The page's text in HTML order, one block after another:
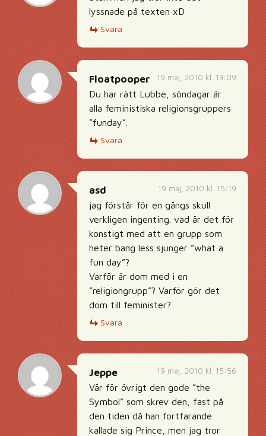
lyssnade på texten xD
Svara
19 maj, 2010 kl. 13:09
Floatpooper
Du har rätt Lubbe, söndagar är
alla feministiska religionsgruppers
”funday”.
Svara
19 maj, 2010 kl. 15:19
asd
jag förstår för en gångs skull
verkligen ingenting. vad är det för
konstigt med att en grupp som
heter bang less sjunger ”what a
fun day”?
Varför är dom med i en
”religiongrupp”? Varför gör det
dom till feminister?
Svara
19 maj, 2010 kl. 15:56
Jeppe
Vär för övrigt den gode ”the
Symbol” som skrev den, fast på
den tiden då han fortfarande
kallade sig Prince, men jag tror